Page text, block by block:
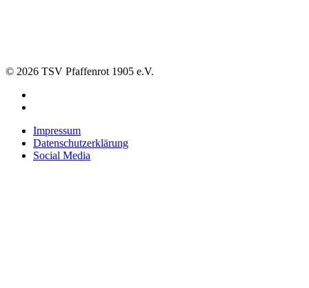
© 2026 TSV Pfaffenrot 1905 e.V.
Impressum
Datenschutzerklärung
Social Media